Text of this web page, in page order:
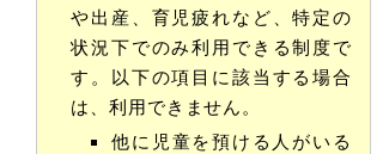
や出産、育児疲れなど、特定の
状況下でのみ利用できる制度で
す。 以下の項目に該当する場合
は、利用できません。
他に児童を預ける人がいる